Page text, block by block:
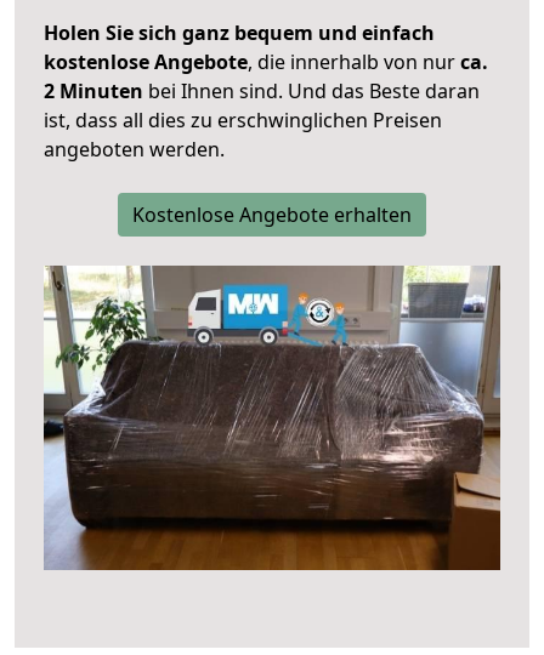
Holen Sie sich ganz bequem und einfach
kostenlose Angebote, die innerhalb von nurca.
2 Minuten bei Ihnen sind. Und das Beste daran
ist, dass all dies zu erschwinglichen Preisen
angeboten werden.
Kostenlose Angebote erhalten